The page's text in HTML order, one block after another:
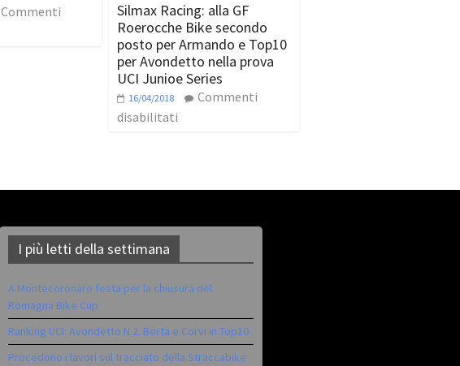
Commenti
Silmax Racing: alla GF
Roerocche Bike secondo
posto per Armando e Top10
per Avondetto nella prova
UCI Junioe Series
16/04/2018
Commenti
disabilitati
I più letti della settimana
A Montecoronaro festa per la chiusura del
Romagna Bike Cup
Ranking UCI: Avondetto N.2. Berta e Corvi in Top10
Procedono i lavori sul tracciato della Straccabike